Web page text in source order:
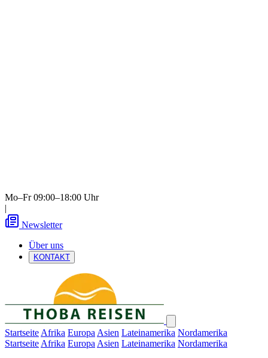
Mo–Fr 09:00–18:00 Uhr
|
Newsletter
Über uns
KONTAKT
Startseite Afrika Europa Asien Lateinamerika Nordamerika
Startseite Afrika Europa Asien Lateinamerika Nordamerika